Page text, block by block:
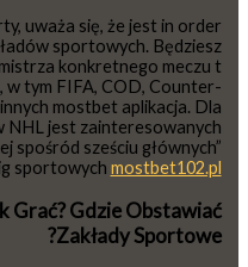
uważa się, że jest in order
sportowych. Będziesz
konkretnego meczu t
tym FIFA, COD, Counter-
mostbet aplikacja. Dla
NHL jest zainteresowanych
spośród sześciu głównych”
sportowych mostbet102.pl
Grać? Gdzie Obstawiać
Zakłady Sportowe?